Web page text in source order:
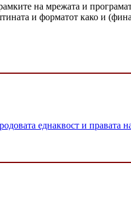
на мрежата и
и форматот како и
еднаквост и правата